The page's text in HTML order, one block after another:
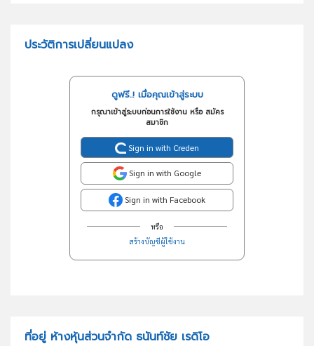
ประวัติการเปลี่ยนแปลง
ดูฟรี..! เมื่อคุณเข้าสู่ระบบ
กรุณาเข้าสู่ระบบก่อนการใช้งาน หรือ สมัคร
สมาชิก
Sign in with Creden
Sign in with Google
Sign in with Facebook
หรือ
สร้างบัญชีผู้ใช้งาน
ที่อยู่ ห้างหุ้นส่วนจำกัด ธนันท์ชัย เรดิโอ